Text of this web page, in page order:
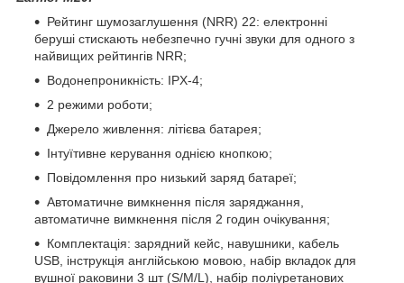
Рейтинг шумозаглушення (NRR) 22: електронні
беруші стискають небезпечно гучні звуки для одного з
найвищих рейтингів NRR;
Водонепроникність: IPX-4;
2 режими роботи;
Джерело живлення: літієва батарея;
Інтуїтивне керування однією кнопкою;
Повідомлення про низький заряд батареї;
Автоматичне вимкнення після заряджання,
автоматичне вимкнення після 2 годин очікування;
Комплектація: зарядний кейс, навушники, кабель
USB, інструкція англійською мовою, набір вкладок для
вушної раковини 3 шт (S/M/L), набір поліуретанових